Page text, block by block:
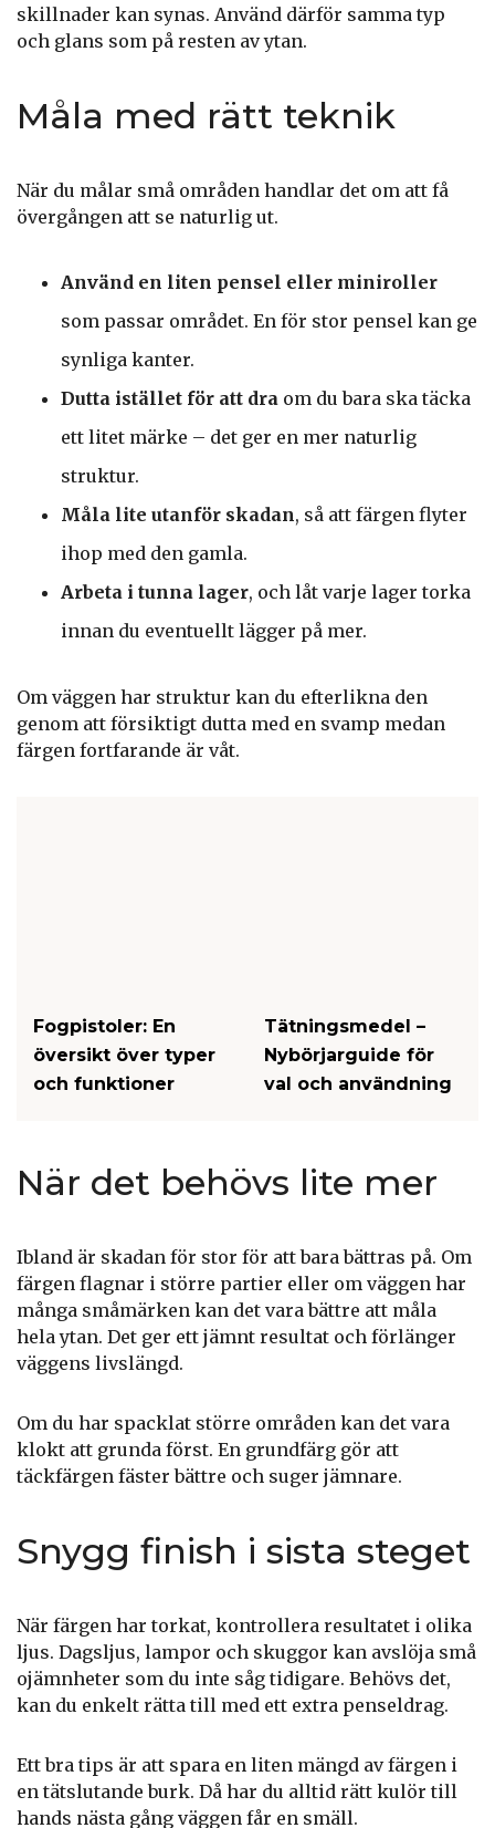
skillnader kan synas. Använd därför samma typ
och glans som på resten av ytan.
Måla med rätt teknik
När du målar små områden handlar det om att få
övergången att se naturlig ut.
Använd en liten pensel eller miniroller
som passar området. En för stor pensel kan ge
synliga kanter.
Dutta istället för att dra om du bara ska täcka
ett litet märke – det ger en mer naturlig
struktur.
Måla lite utanför skadan, så att färgen flyter
ihop med den gamla.
Arbeta i tunna lager, och låt varje lager torka
innan du eventuellt lägger på mer.
Om väggen har struktur kan du efterlikna den
genom att försiktigt dutta med en svamp medan
färgen fortfarande är våt.
Fogpistoler: En
översikt över typer
och funktioner
Tätningsmedel –
Nybörjarguide för
val och användning
När det behövs lite mer
Ibland är skadan för stor för att bara bättras på. Om
färgen flagnar i större partier eller om väggen har
många småmärken kan det vara bättre att måla
hela ytan. Det ger ett jämnt resultat och förlänger
väggens livslängd.
Om du har spacklat större områden kan det vara
klokt att grunda först. En grundfärg gör att
täckfärgen fäster bättre och suger jämnare.
Snygg finish i sista steget
När färgen har torkat, kontrollera resultatet i olika
ljus. Dagsljus, lampor och skuggor kan avslöja små
ojämnheter som du inte såg tidigare. Behövs det,
kan du enkelt rätta till med ett extra penseldrag.
Ett bra tips är att spara en liten mängd av färgen i
en tätslutande burk. Då har du alltid rätt kulör till
hands nästa gång väggen får en smäll.